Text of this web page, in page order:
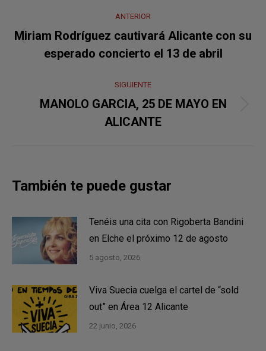
entre
publicaciones
ANTERIOR
Publicación
anterior:
Miriam Rodríguez cautivará Alicante con su
esperado concierto el 13 de abril
SIGUIENTE
Publicación
siguiente:
MANOLO GARCIA, 25 DE MAYO EN
ALICANTE
También te puede gustar
Tenéis una cita con Rigoberta Bandini
en Elche el próximo 12 de agosto
5 agosto, 2026
Viva Suecia cuelga el cartel de “sold
out” en Área 12 Alicante
22 junio, 2026